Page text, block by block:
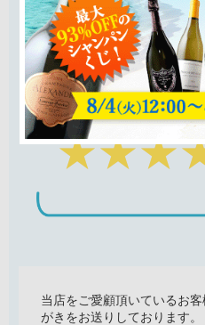
当店をご愛顧頂いているお
がきをお送りしております。